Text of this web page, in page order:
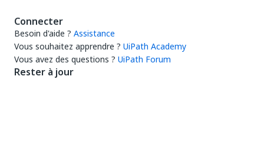
Connecter
Besoin d'aide ? Assistance
Vous souhaitez apprendre ? UiPath Academy
Vous avez des questions ? UiPath Forum
Rester à jour